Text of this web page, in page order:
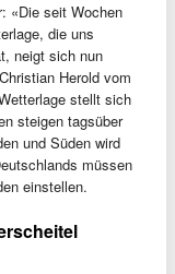
«Die seit Wochen
die uns
neigt sich nun
Herold vom
stellt sich
steigen tagsüber
und Süden wird
müssen
einstellen.